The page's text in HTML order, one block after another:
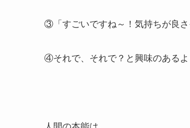
③「すごいですね～！気持ちが良さ
④それで、それで？と興味のあるよ